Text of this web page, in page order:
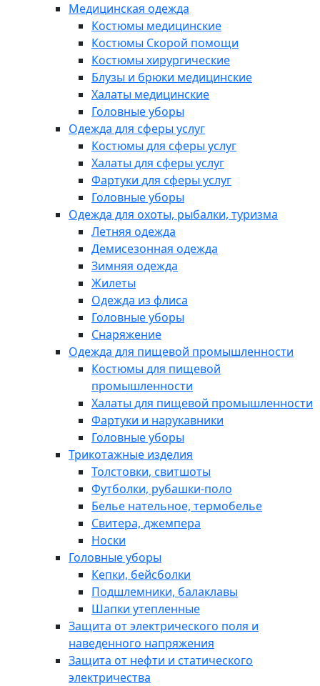
Медицинская одежда
Костюмы медицинские
Костюмы Скорой помощи
Костюмы хирургические
Блузы и брюки медицинские
Халаты медицинские
Головные уборы
Одежда для сферы услуг
Костюмы для сферы услуг
Халаты для сферы услуг
Фартуки для сферы услуг
Головные уборы
Одежда для охоты, рыбалки, туризма
Летняя одежда
Демисезонная одежда
Зимняя одежда
Жилеты
Одежда из флиса
Головные уборы
Снаряжение
Одежда для пищевой промышленности
Костюмы для пищевой
промышленности
Халаты для пищевой промышленности
Фартуки и нарукавники
Головные уборы
Трикотажные изделия
Толстовки, свитшоты
Футболки, рубашки-поло
Белье нательное, термобелье
Свитера, джемпера
Носки
Головные уборы
Кепки, бейсболки
Подшлемники, балаклавы
Шапки утепленные
Защита от электрического поля и
наведенного напряжения
Защита от нефти и статического
электричества